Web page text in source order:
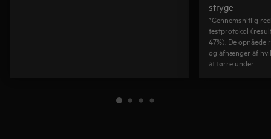
stryge
*Gennemsnitlig
testprotokol
47%). De
og afhænger af
at tørre under.